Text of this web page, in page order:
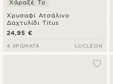
Χρυσαφί Ατσάλινο
Δαχτυλίδι Titus
Χάραξέ Το
24,95 €
4 ΧΡΏΜΑΤΑ LUCLEON